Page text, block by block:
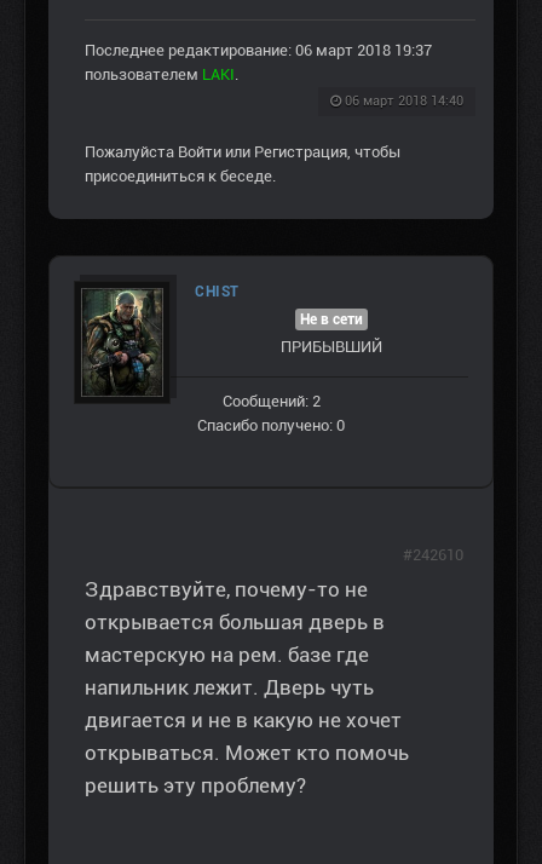
Последнее редактирование: 06 март 2018 19:37
пользователем LAKI
06 март 2018 14:40
Пожалуйста Войти или Регистрация , чтобы
присоединиться к беседе.
CHIST
Не в сети
ПРИБЫВШИЙ
Сообщений: 2
Спасибо получено: 0
Здравствуйте, почему-то не
открывается большая дверь в
мастерскую на рем. базе где
напильник лежит. Дверь чуть
двигается и не в какую не хочет
открываться. Может кто помочь
решить эту проблему?
#242610